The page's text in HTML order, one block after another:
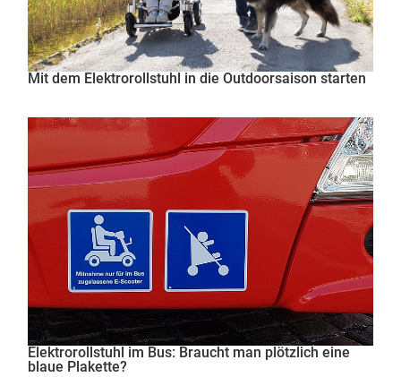
Mit dem Elektrorollstuhl in die Outdoorsaison starten
Elektrorollstuhl im Bus: Braucht man plötzlich eine
blaue Plakette?